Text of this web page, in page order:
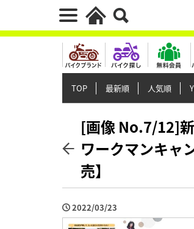
TOP 最新順 人気順
[画像 No.7/12]
ワークマンキャ
売】
2022/03/23